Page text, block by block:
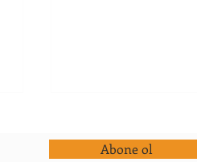
Abone ol